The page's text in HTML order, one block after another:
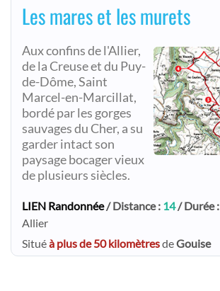
Les mares et les murets
Aux confins de l'Allier,
de la Creuse et du Puy-
de-Dôme, Saint
Marcel-en-Marcillat,
bordé par les gorges
sauvages du Cher, a su
garder intact son
paysage bocager vieux
de plusieurs siècles.​
LIEN Randonnée/ Distance : 14/ Durée :
Allier
Situéà plus de 50 kilomètresdeGouise